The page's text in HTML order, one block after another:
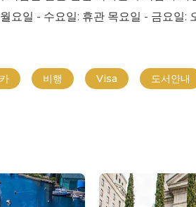
일 - 수요일: 휴관 목요일 - 금요일:
비행 Visa 도서안내